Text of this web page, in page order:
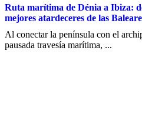
Ruta marítima de Dénia a Ibiza:
mejores atardeceres de las
Al conectar la península con el
pausada travesía marítima, ...